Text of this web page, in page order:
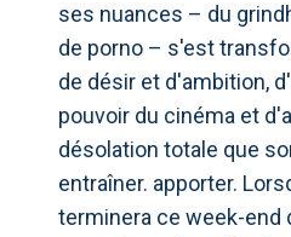
ses nuances – du
de porno – s'est
de désir et d'ambition,
pouvoir du cinéma et
désolation totale que
entraîner. apporter.
terminera ce week-end